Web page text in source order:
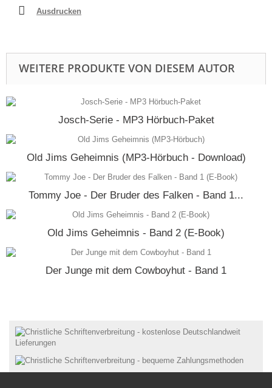
Ausdrucken
WEITERE PRODUKTE VON DIESEM AUTOR
Josch-Serie - MP3 Hörbuch-Paket
Old Jims Geheimnis (MP3-Hörbuch - Download)
Tommy Joe - Der Bruder des Falken - Band 1...
Old Jims Geheimnis - Band 2 (E-Book)
Der Junge mit dem Cowboyhut - Band 1